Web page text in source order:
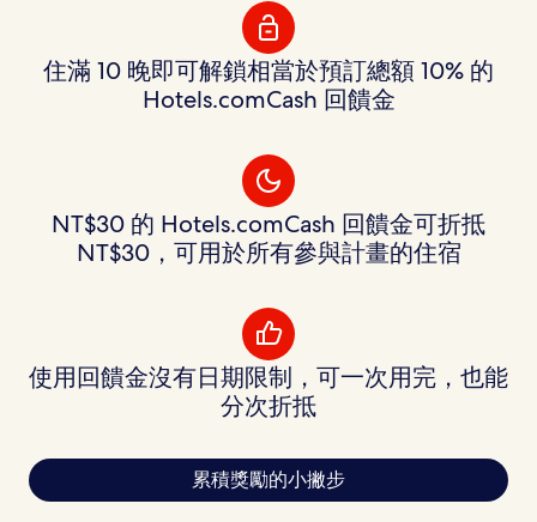
住滿 10 晚即可解鎖相當於預訂總額 10% 的
Hotels.comCash 回饋金
NT$30 的 Hotels.comCash 回饋金可折抵
NT$30，可用於所有參與計畫的住宿
使用回饋金沒有日期限制，可一次用完，也能
分次折抵
累積獎勵的小撇步